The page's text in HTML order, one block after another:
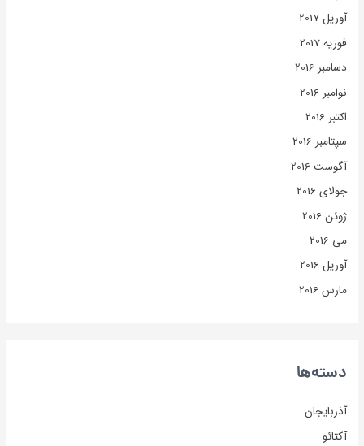
آوریل 2017
فوریه 2017
دسامبر 2016
نوامبر 2016
اکتبر 2016
سپتامبر 2016
آگوست 2016
جولای 2016
ژوئن 2016
می 2016
آوریل 2016
مارس 2016
دسته‌ها
آذربایجان
آکتائو